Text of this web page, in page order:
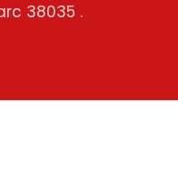
38035 .